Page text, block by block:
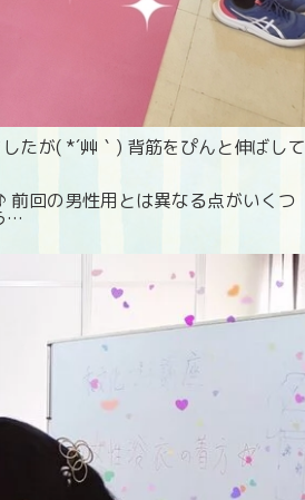
たが( *´艸｀) 背筋をぴんと伸ばして
回の男性用とは異なる点がいくつ
…